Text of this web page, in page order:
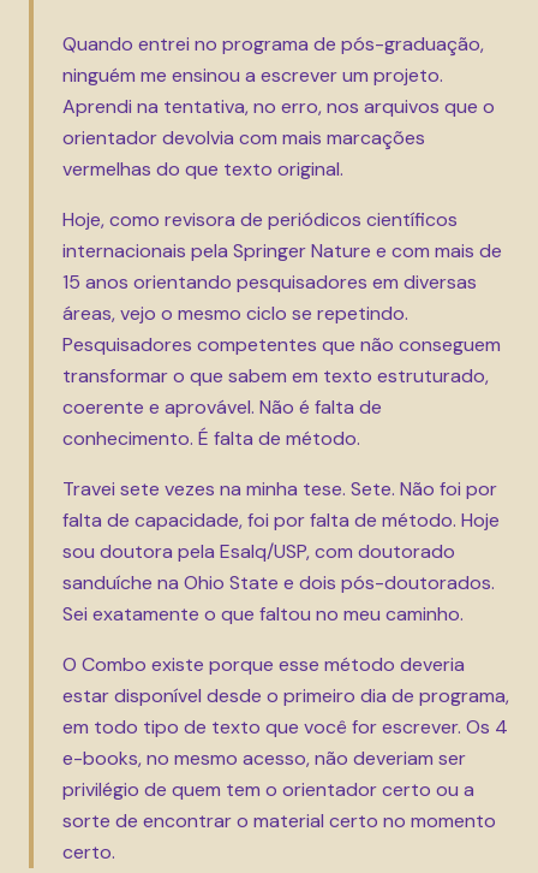
Quando entrei no programa de pós-graduação,
ninguém me ensinou a escrever um projeto.
Aprendi na tentativa, no erro, nos arquivos que o
orientador devolvia com mais marcações
vermelhas do que texto original.
Hoje, como revisora de periódicos científicos
internacionais pela Springer Nature e com mais de
15 anos orientando pesquisadores em diversas
áreas, vejo o mesmo ciclo se repetindo.
Pesquisadores competentes que não conseguem
transformar o que sabem em texto estruturado,
coerente e aprovável. Não é falta de
conhecimento. É falta de método.
Travei sete vezes na minha tese. Sete. Não foi por
falta de capacidade, foi por falta de método. Hoje
sou doutora pela Esalq/USP, com doutorado
sanduíche na Ohio State e dois pós-doutorados.
Sei exatamente o que faltou no meu caminho.
O Combo existe porque esse método deveria
estar disponível desde o primeiro dia de programa,
em todo tipo de texto que você for escrever. Os 4
e-books, no mesmo acesso, não deveriam ser
privilégio de quem tem o orientador certo ou a
sorte de encontrar o material certo no momento
certo.